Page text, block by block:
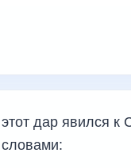
этот дар явился к
словами: